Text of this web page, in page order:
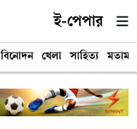
ই-পেপার
বিনোদন খেলা সাহিত্য মতামত